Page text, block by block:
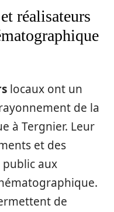
réalisateurs
locaux ont un
de la
à Tergnier. Leur
et des
aux
de